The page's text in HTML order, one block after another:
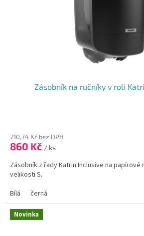
Zásobník na ručníky v roli
produktu
je
z
5
710,74 Kč bez DPH
860 Kč / ks
Zásobník z řady Katrin Inclusive na papírové
velikosti S.
Bílá
černá
Novinka